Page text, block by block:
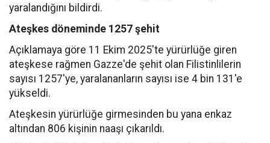
yaralandığını bildirdi.
Ateşkes döneminde 1257 şehit
Açıklamaya göre 11 Ekim 2025'te yürürlüğe giren
ateşkese rağmen Gazze'de şehit olan Filistinlilerin
sayısı 1257'ye, yaralananların sayısı ise 4 bin 131'e
yükseldi.
Ateşkesin yürürlüğe girmesinden bu yana enkaz
altından 806 kişinin naaşı çıkarıldı.